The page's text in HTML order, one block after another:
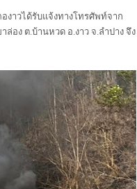
งาวได้รับแจ้งทางโทรศัพท์จาก
อง ต.บ้านหวด อ.งาว จ.ลำปาง จึง